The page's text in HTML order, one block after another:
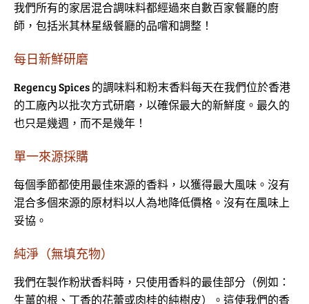
我們所有的家居混合調味料都經過來自數百家餐廳的廚
師，包括米其林星級餐廳的品嚐和調整！
每日新鮮研磨
Regency Spices 的調味料和粉末香料每天在我們位於香港
的工廠內以批次方式研磨，以確保最大的新鮮度。最久的
也只是幾週，而不是幾年！
單一來源採購
每個季節都使用最佳來源的香料，以獲得最大風味。沒有
混合多個來源的原材料以人為地降低價格。沒有在風味上
妥協。
純淨（無填充物）
我們在製作粉狀香料時，只使用香料的最佳部分（例如：
生薑的根、丁香的花蕾或肉桂的純樹皮）。這使我們的香